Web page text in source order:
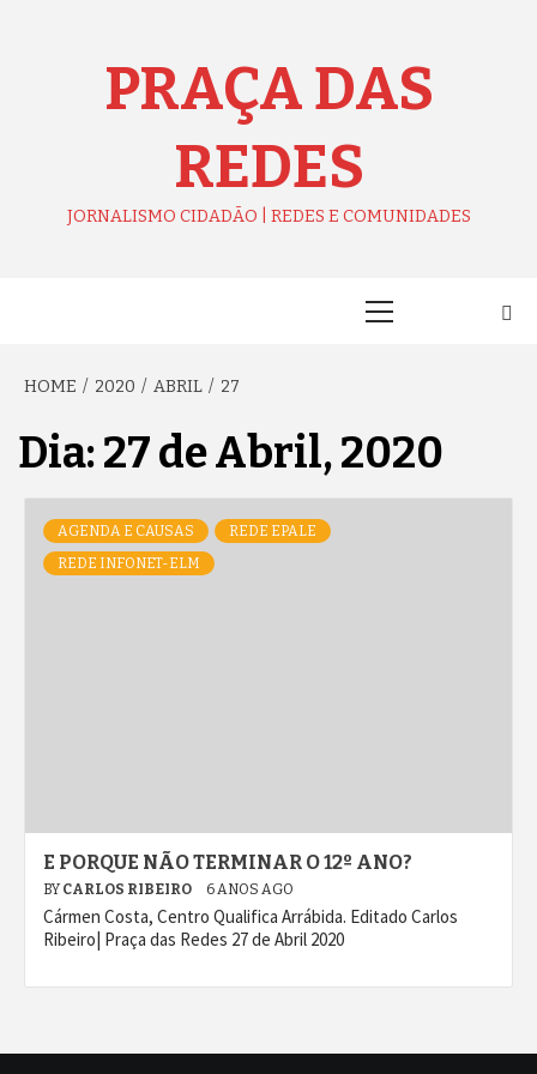
PRAÇA DAS
REDES
JORNALISMO CIDADÃO | REDES E COMUNIDADES
HOME 2020 ABRIL 27
Dia:27 de Abril, 2020
AGENDA E CAUSAS
REDE EPALE
REDE INFONET-ELM
E PORQUE NÃO TERMINAR O 12º ANO?
BY CARLOS RIBEIRO 6 ANOS AGO
Cármen Costa, Centro Qualifica Arrábida. Editado Carlos
Ribeiro| Praça das Redes 27 de Abril 2020